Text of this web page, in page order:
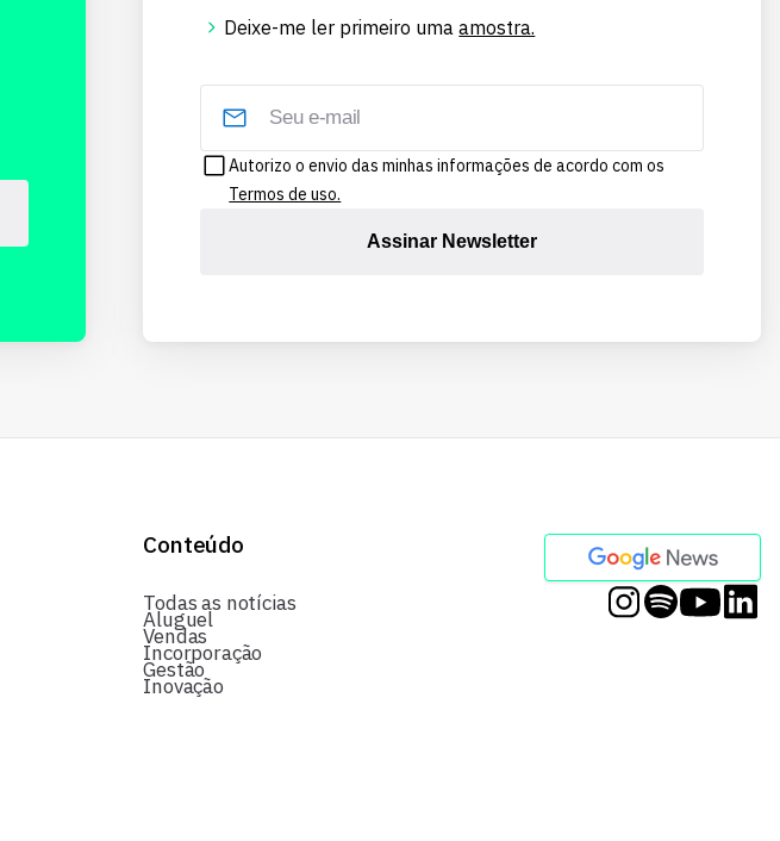
Deixe-me ler primeiro umaamostra.
Autorizo o envio das minhas informações de acordo com os
Termos de uso.
Assinar Newsletter
Conteúdo
Todas as notícias
Aluguel
Vendas
Incorporação
Gestão
Inovação